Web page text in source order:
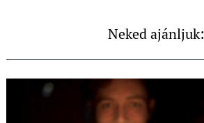
Neked ajánljuk: